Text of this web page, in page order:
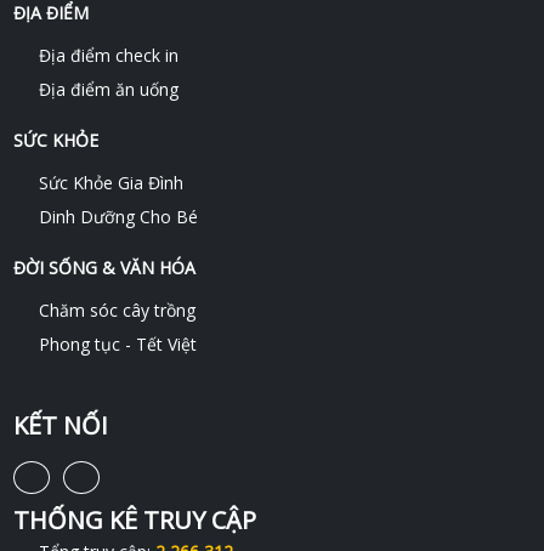
ĐỊA ĐIỂM
Địa điểm check in
Địa điểm ăn uống
SỨC KHỎE
Sức Khỏe Gia Đình
Dinh Dưỡng Cho Bé
ĐỜI SỐNG & VĂN HÓA
Chăm sóc cây trồng
Phong tục - Tết Việt
KẾT NỐI
THỐNG KÊ TRUY CẬP